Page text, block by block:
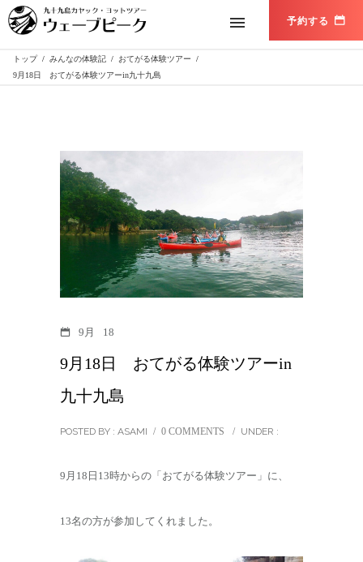
トップ / みんなの体験記 / おてがる体験ツアー
/
9月18日 おてがる体験ツアーin九十九島
9月 18
9月18日 おてがる体験ツアーin
九十九島
POSTED BY : ASAMI / 0 COMMENTS / UNDER :
9月18日13時からの「おてがる体験ツアー」に、
13名の方が参加してくれました。